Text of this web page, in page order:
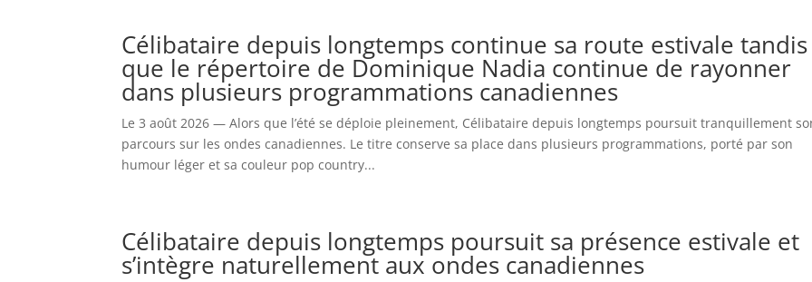
Célibataire depuis longtemps continue sa route estivale tandis
que le répertoire de Dominique Nadia continue de rayonner
dans plusieurs programmations canadiennes
Le 3 août 2026 — Alors que l’été se déploie pleinement, Célibataire depuis longtemps poursuit tranquillement
parcours sur les ondes canadiennes. Le titre conserve sa place dans plusieurs programmations, porté par son
humour léger et sa couleur pop country...
Célibataire depuis longtemps poursuit sa présence estivale et
s’intègre naturellement aux ondes canadiennes